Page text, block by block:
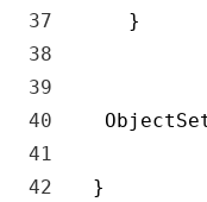
37
38
39
40
41
42
}
}